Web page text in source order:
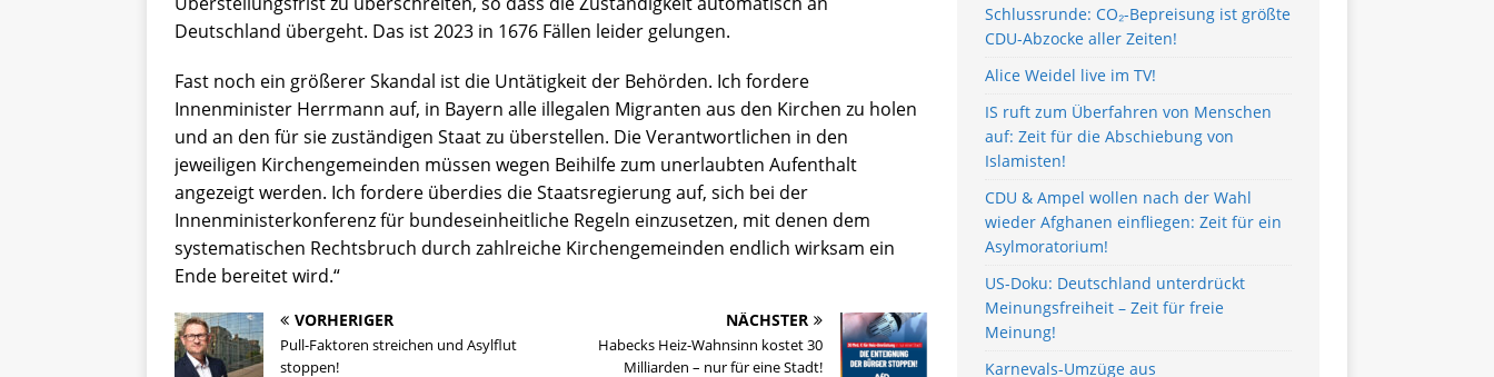
Deutschland übergeht. Das ist 2023 in 1676 Fällen leider gelungen.
Fast noch ein größerer Skandal ist die Untätigkeit der Behörden. Ich fordere
Innenminister Herrmann auf, in Bayern alle illegalen Migranten aus den Kirchen zu holen
und an den für sie zuständigen Staat zu überstellen. Die Verantwortlichen in den
jeweiligen Kirchengemeinden müssen wegen Beihilfe zum unerlaubten Aufenthalt
angezeigt werden. Ich fordere überdies die Staatsregierung auf, sich bei der
Innenministerkonferenz für bundeseinheitliche Regeln einzusetzen, mit denen dem
systematischen Rechtsbruch durch zahlreiche Kirchengemeinden endlich wirksam ein
Ende bereitet wird.“
VORHERIGER
Pull-Faktoren streichen und Asylflut
stoppen!
NÄCHSTER
Habecks Heiz-Wahnsinn kostet 30
Milliarden – nur für eine Stadt!
Schlussrunde: CO₂-Bepreisung ist größte
CDU-Abzocke aller Zeiten!
Alice Weidel live im TV!
IS ruft zum Überfahren von Menschen
auf: Zeit für die Abschiebung von
Islamisten!
CDU & Ampel wollen nach der Wahl
wieder Afghanen einfliegen: Zeit für ein
Asylmoratorium!
US-Doku: Deutschland unterdrückt
Meinungsfreiheit – Zeit für freie
Meinung!
Karnevals-Umzüge aus